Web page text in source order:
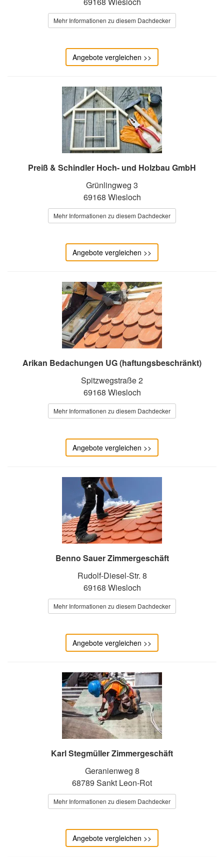
Mehr Informationen zu diesem Dachdecker
Angebote vergleichen >>
Preiß & Schindler Hoch- und Holzbau GmbH
Grünlingweg 3
69168 Wiesloch
Mehr Informationen zu diesem Dachdecker
Angebote vergleichen >>
Arikan Bedachungen UG (haftungsbeschränkt)
Spitzwegstraße 2
69168 Wiesloch
Mehr Informationen zu diesem Dachdecker
Angebote vergleichen >>
Benno Sauer Zimmergeschäft
Rudolf-Diesel-Str. 8
69168 Wiesloch
Mehr Informationen zu diesem Dachdecker
Angebote vergleichen >>
Karl Stegmüller Zimmergeschäft
Geranienweg 8
68789 Sankt Leon-Rot
Mehr Informationen zu diesem Dachdecker
Angebote vergleichen >>